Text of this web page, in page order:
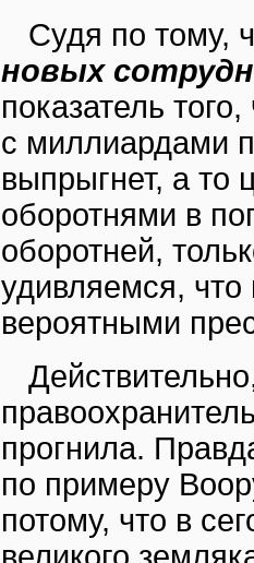
Судя по тому,
новых
показатель
с миллиардами
выпрыгнет, а то
оборотнями в
оборотней,
удивляемся,
вероятными
прогнила.
по примеру
потому, что в